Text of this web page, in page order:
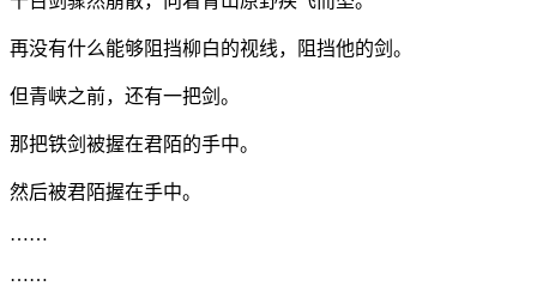
再没有什么能够阻挡柳白的视线，阻挡他的剑。
但青峡之前，还有一把剑。
那把铁剑被握在君陌的手中。
然后被君陌握在手中。
……
……